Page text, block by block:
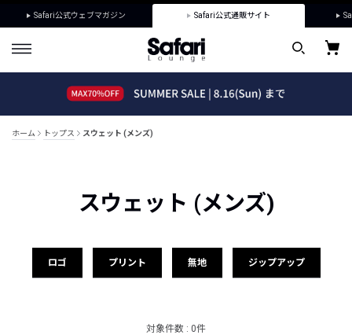
Safari公式ウェブマガジン Safari公式通販サイト
ホーム トップス スウェット (メンズ)
スウェット (メンズ)
ロゴ プリント 無地 ジップアップ
対象件数 : 0件